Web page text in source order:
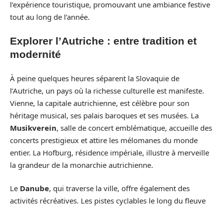
l’expérience touristique, promouvant une ambiance festive
tout au long de l’année.
Explorer l’Autriche : entre tradition et
modernité
À peine quelques heures séparent la Slovaquie de
l’Autriche, un pays où la richesse culturelle est manifeste.
Vienne, la capitale autrichienne, est célèbre pour son
héritage musical, ses palais baroques et ses musées. La
Musikverein, salle de concert emblématique, accueille des
concerts prestigieux et attire les mélomanes du monde
entier. La Hofburg, résidence impériale, illustre à merveille
la grandeur de la monarchie autrichienne.
Le Danube, qui traverse la ville, offre également des
activités récréatives. Les pistes cyclables le long du fleuve